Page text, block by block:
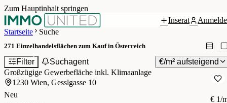
Zum Hauptinhalt springen
Inserat
Startseite
Suche
271 Einzelhandelsflächen zum Kauf in Österreich
Filter1 Suchagent
€/m² aufsteigend
Großzügige Gewerbefläche inkl. Klimaanlage
1230 Wien, Gesslgasse 10
Neu
€ 1/